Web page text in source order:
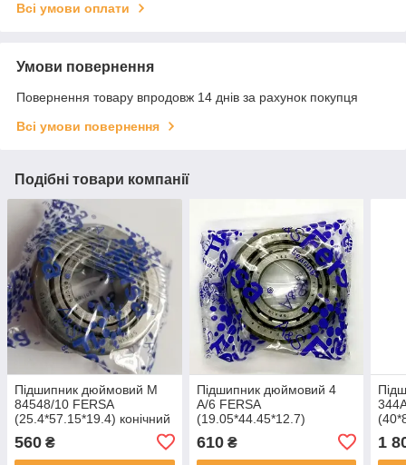
Всі умови оплати
Умови повернення
Повернення товару впродовж 14 днів за рахунок покупця
Всі умови повернення
Подібні товари компанії
Підшипник дюймовий M
84548/10 FERSA
(25.4*57.15*19.4) конічний
560 ₴
Підшипник дюймовий 4
A/6 FERSA
(19.05*44.45*12.7)
610₴ 1